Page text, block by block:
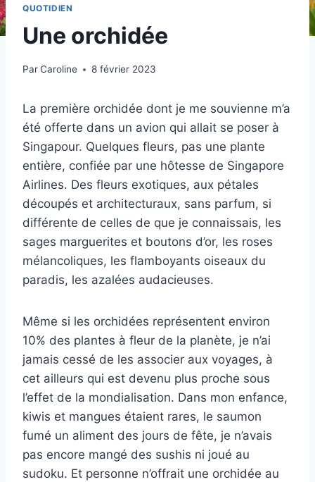
QUOTIDIEN
Une orchidée
ParCaroline 8 février 2023
La première orchidée dont je me souvienne m’a
été offerte dans un avion qui allait se poser à
Singapour. Quelques fleurs, pas une plante
entière, confiée par une hôtesse de Singapore
Airlines. Des fleurs exotiques, aux pétales
découpés et architecturaux, sans parfum, si
différente de celles de que je connaissais, les
sages marguerites et boutons d’or, les roses
mélancoliques, les flamboyants oiseaux du
paradis, les azalées audacieuses.
Même si les orchidées représentent environ
10% des plantes à fleur de la planète, je n’ai
jamais cessé de les associer aux voyages, à
cet ailleurs qui est devenu plus proche sous
l’effet de la mondialisation. Dans mon enfance,
kiwis et mangues étaient rares, le saumon
fumé un aliment des jours de fête, je n’avais
pas encore mangé des sushis ni joué au
sudoku. Et personne n’offrait une orchidée au